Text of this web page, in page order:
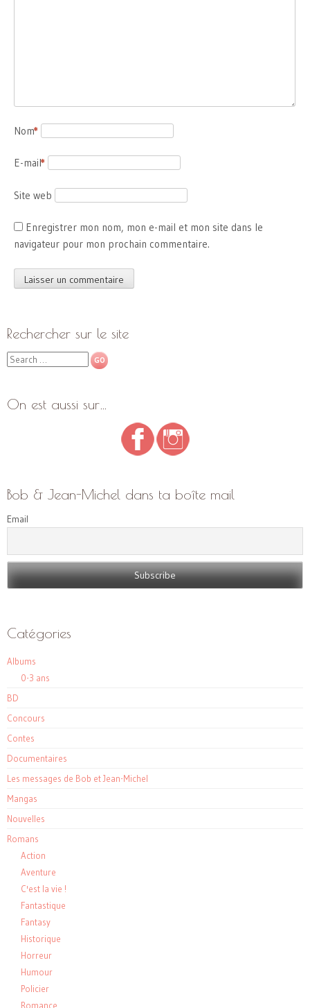
Nom
*
E-mail
*
Site web
Enregistrer mon nom, mon e-mail et mon site dans le
navigateur pour mon prochain commentaire.
Rechercher sur le site
Search
On est aussi sur…
Bob & Jean-Michel dans ta boîte mail
Email
Catégories
Albums
0-3 ans
BD
Concours
Contes
Documentaires
Les messages de Bob et Jean-Michel
Mangas
Nouvelles
Romans
Action
Aventure
C'est la vie !
Fantastique
Fantasy
Historique
Horreur
Humour
Policier
Romance